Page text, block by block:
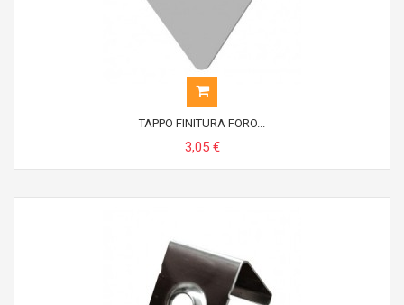
TAPPO FINITURA FORO...
3,05 €